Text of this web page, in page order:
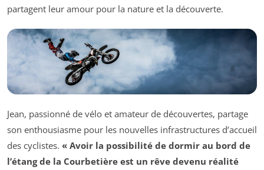
partagent leur amour pour la nature et la découverte.
Jean, passionné de vélo et amateur de découvertes, partage
son enthousiasme pour les nouvelles infrastructures d’accueil
des cyclistes. « Avoir la possibilité de dormir au bord de
l’étang de la Courbetière est un rêve devenu réalité